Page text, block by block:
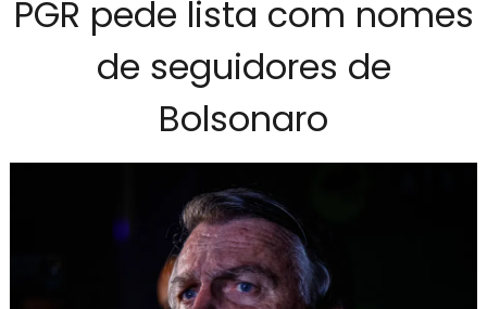
PGR pede lista com nomes
de seguidores de
Bolsonaro